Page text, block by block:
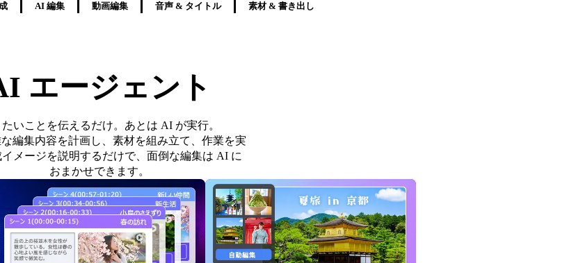
AI 編集 動画編集 音声 & タイトル 素材 & 書き出し
エージェント
いことを伝えるだけ。あとは AI が実行。
編集内容を計画し、素材を組み立て、作業を実
メージを説明するだけで、面倒な編集は AI に
おまかせできます。